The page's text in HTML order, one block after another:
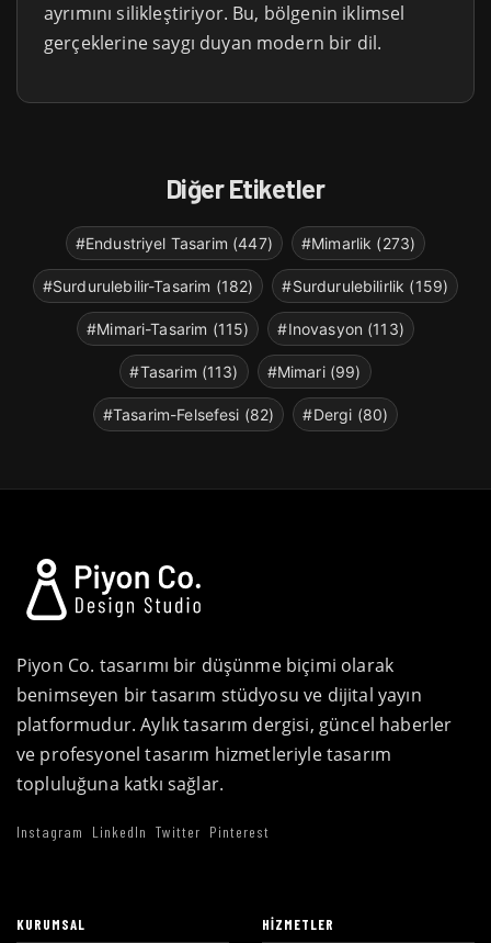
ayrımını silikleştiriyor. Bu, bölgenin iklimsel
gerçeklerine saygı duyan modern bir dil.
Diğer Etiketler
#Endustriyel Tasarim (447) #Mimarlik (273)
#Surdurulebilir-Tasarim (182) #Surdurulebilirlik (159)
#Mimari-Tasarim (115) #Inovasyon (113)
#Tasarim (113) #Mimari (99)
#Tasarim-Felsefesi (82) #Dergi (80)
Piyon Co. tasarımı bir düşünme biçimi olarak
benimseyen bir tasarım stüdyosu ve dijital yayın
platformudur. Aylık tasarım dergisi, güncel haberler
ve profesyonel tasarım hizmetleriyle tasarım
topluluğuna katkı sağlar.
Instagram LinkedIn Twitter Pinterest
KURUMSAL HIZMETLER